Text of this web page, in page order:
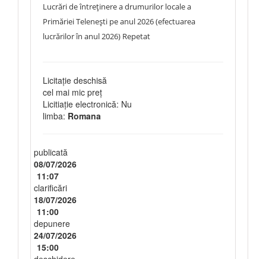
Lucrări de întreținere a drumurilor locale a
Primăriei Telenești pe anul 2026 (efectuarea
lucrărilor în anul 2026) Repetat
Licitație deschisă
cel mai mic preț
Licitiație electronică: Nu
limba: Romana
publicată
08/07/2026
11:07
clarificări
18/07/2026
11:00
depunere
24/07/2026
15:00